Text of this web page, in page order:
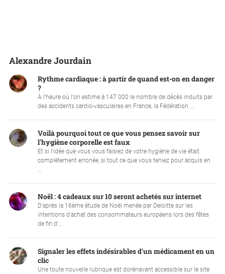
Alexandre Jourdain
Rythme cardiaque : à partir de quand est-on en danger
?
À l'heure où l'on estime à 147 000 le nombre de décès induits par
des accidents cardio-vasculaires en France, la Fédération ...
Voilà pourquoi tout ce que vous pensez savoir sur
l'hygiène corporelle est faux
Et si l'idée que vous vous faisiez de votre hygiène de vie était
complètement erronée, si tout ce que vous teniez pour acquis en
...
Noël : 4 cadeaux sur 10 seront achetés sur internet
D'après la 16ème étude de Noël menée par Deloitte sur les
intentions d'achat des consommateurs européens lors des fêtes
de fin d'...
Signaler les effets indésirables d'un médicament en un
clic
Une toute nouvelle rubrique est dorénavant accessible sur le site